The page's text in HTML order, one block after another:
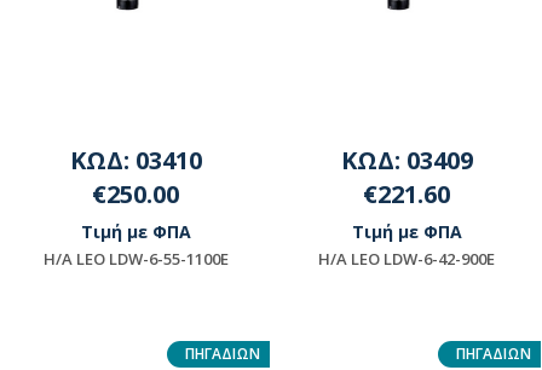
ΚΩΔ: 03410
€250.00
Τιμή με ΦΠΑ
H/A LEO LDW-6-55-1100E
ΚΩΔ: 03409
€221.60
Τιμή με ΦΠΑ
H/A LEO LDW-6-42-900E
ΠΗΓΑΔΙΩΝ ΠΗΓΑΔΙΩΝ